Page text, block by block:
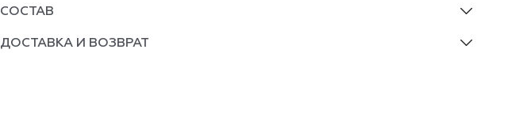
СОСТАВ
ДОСТАВКА И ВОЗВРАТ